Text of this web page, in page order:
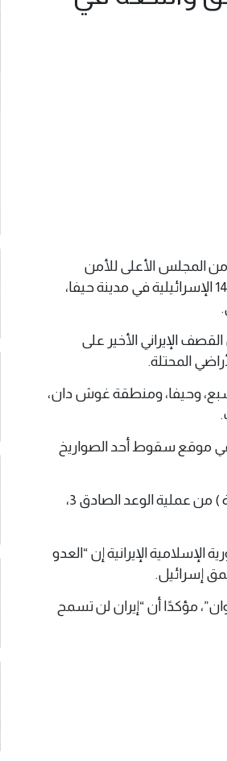
المقرّبة من المجلس الأعلى للأمن
القومي، أن الحرس الثوري الإيراني استهدف مقر البث الميداني للقناة 14 الإسرائيلية في مدينة حيفا،
ذكرت القناة 7 الإسرائيلية أن القصف الإيراني الأخير على
السبع، وحيفا، ومنطقة غوش دان،
الإسرائيلية في وقت لاحق، تسجيل 17 إصابة في موقع سقوط أحد الصواريخ
من جهته، أعلن الحرس الثوري الإيراني انطلاق ( الموجة السابعة عشرة ) من عملية الوعد الصادق 3،
الإسلامية الإيرانية إن “العدو
إسرائيل.
مؤكدًا أن “إيران لن تسمح